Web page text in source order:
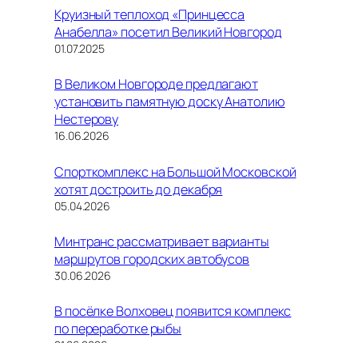
Круизный теплоход «Принцесса
Анабелла» посетил Великий Новгород
01.07.2025
В Великом Новгороде предлагают
установить памятную доску Анатолию
Нестерову
16.06.2026
Спорткомплекс на Большой Московской
хотят достроить до декабря
05.04.2026
Минтранс рассматривает варианты
маршрутов городских автобусов
30.06.2026
В посёлке Волховец появится комплекс
по переработке рыбы